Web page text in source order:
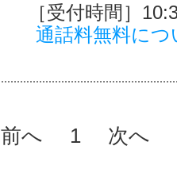
［受付時間］
通話料無料につ
前へ 1 次へ